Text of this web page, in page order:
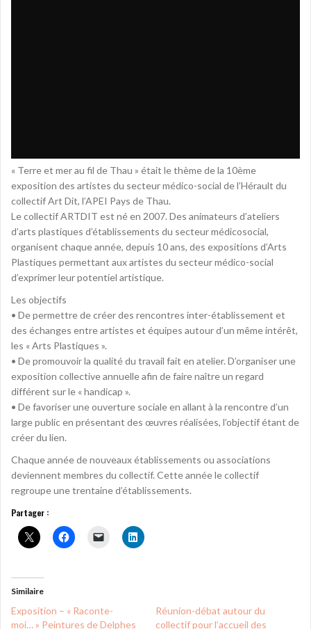
« Terre et mer au fil de Thau » était le thème de la 10ème
exposition des artistes du secteur médico-social de l’Hérault du
collectif Art Dit, l’APEI Pays de Thau.
Le collectif ARTDIT est né en 2007. Des animateurs d’ateliers
d’arts plastiques d’établissements du secteur médicosocial,
organisent chaque année, depuis 10 ans, des expositions d’Arts
Plastiques permettant aux artistes du secteur médico-social
d’exprimer leur potentiel artistique.
Les objectifs
• De permettre de créer des rencontres inter-établissement et
des échanges entre artistes et équipes autour d’un même intérêt,
les « Arts Plastiques ».
• De promouvoir la qualité du travail fait en atelier. D’organiser une
exposition collective annuelle afin de faire naître un regard
différent sur le « handicap ».
• De favoriser une ouverture sociale en allant à la rencontre d’un
large public en présentant des œuvres réalisées, l’objectif étant de
créer du lien.
Chaque année de nouveaux établissements ou associations
deviennent membres du collectif. Cette année le collectif
regroupe une trentaine d’établissements.
Partager :
Similaire
Exposition – « Raconte-
moi… » Peintures de Delphes
Réunion-débat autour du
collectif pour l’accueil des